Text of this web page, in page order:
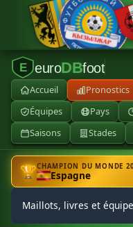
E euroDBfoot
Accueil Pronostics
Équipes
Pays
Saisons
Stades
🏆CHAMPION DU MONDE
Espagne
Maillots, livres et